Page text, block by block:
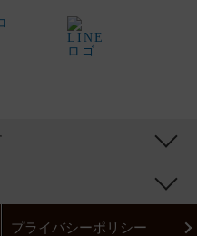
プライバシーポリシー